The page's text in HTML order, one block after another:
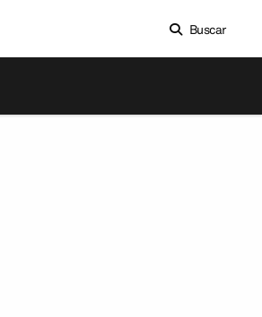
Buscar